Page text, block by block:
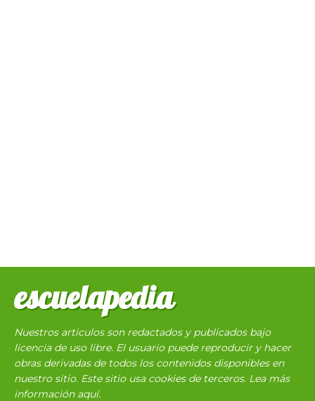
escuelapedia
Nuestros articulos son redactados y publicados bajo
licencia de uso libre. El usuario puede reproducir y hacer
obras derivadas de todos los contenidos disponibles en
nuestro sitio. Este sitio usa cookies de terceros. Lea más
información aquí.